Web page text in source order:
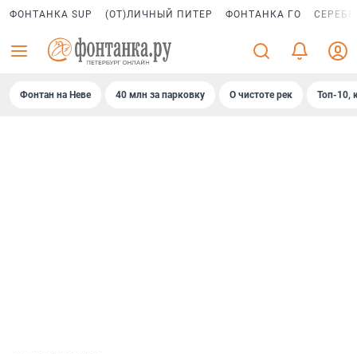
ФОНТАНКА SUP (ОТ)ЛИЧНЫЙ ПИТЕР ФОНТАНКА ГО
Фонтан на Неве 40 млн за парковку О чистоте рек Топ-10,